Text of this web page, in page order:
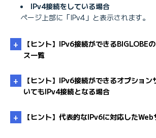
IPv4接続をしている場合
ページ上部に「IPv4」と表示されます。
【ヒント】IPv6接続ができるBIGLOBE
ス一覧
（*1）
【ヒント】IPv6接続ができるオプショ
いてもIPv4接続となる場合
【ヒント】代表的なIPv6に対応したWeb